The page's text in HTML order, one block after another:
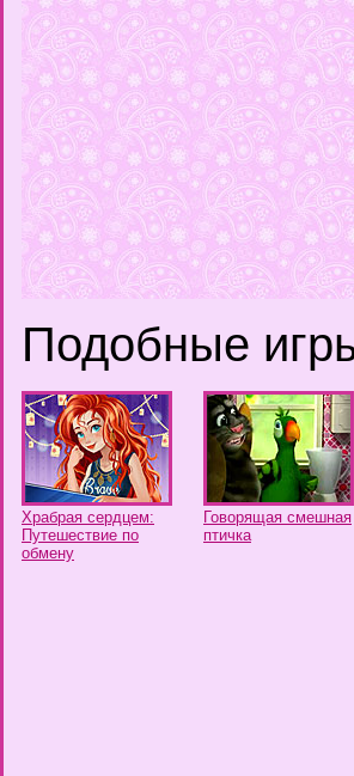
Подобные
Храбрая сердцем:
Путешествие по
обмену
Говорящая смешная
птичка